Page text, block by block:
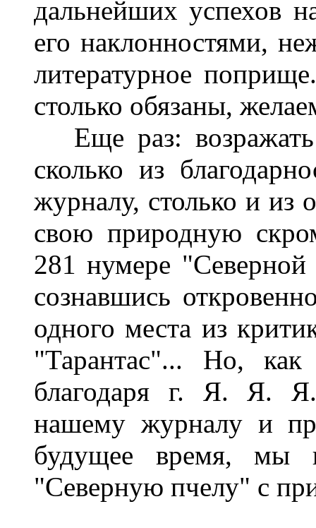
дальнейших успехов
его наклонностями,
литературное
столько обязаны,
Еще раз:
сколько из
журналу, столько и из
свою природную
281 нумере
сознавшись
одного места из
"Тарантас"... Но,
благодаря г. Я. Я.
нашему журналу и
будущее время, мы
"Северную пчелу" с